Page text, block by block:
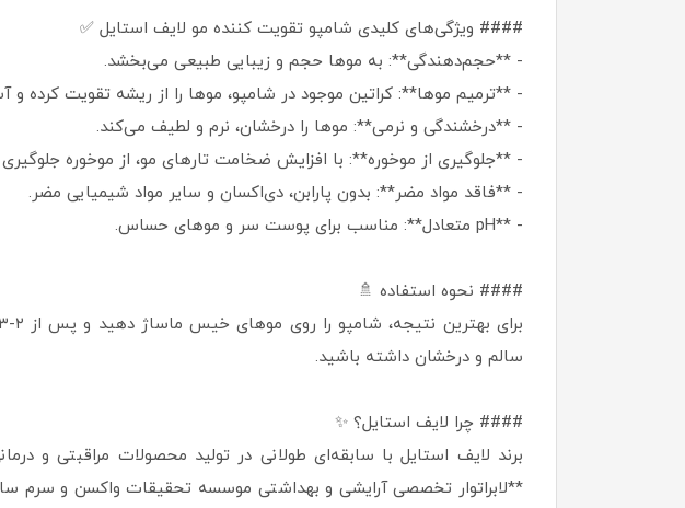
#### ویژگی‌های کلیدی شامپو تقویت کننده مو لایف استایل ✅
- **حجم‌دهندگی**: به موها حجم و زیبایی طبیعی می‌بخشد.
- **ترمیم موها**: کراتین موجود در شامپو، موها را از ریشه تقویت کرده و
- **درخشندگی و نرمی**: موها را درخشان، نرم و لطیف می‌کند.
- **جلوگیری از موخوره**: با افزایش ضخامت تارهای مو، از موخوره
- **فاقد مواد مضر**: بدون پارابن، دی‌اکسان و سایر مواد شیمیایی مضر.
- **pH متعادل**: مناسب برای پوست سر و موهای حساس.
#### نحوه استفاده 🚿
سالم و درخشان داشته باشید.
#### چرا لایف استایل؟ ✨
برند لایف استایل با سابقه‌ای طولانی در تولید محصولات مراقبتی و
**لابراتوار تخصصی آرایشی و بهداشتی موسسه تحقیقات واکسن و سرم